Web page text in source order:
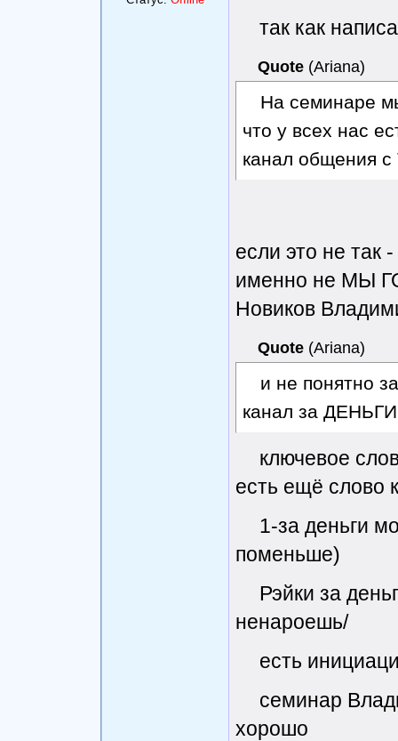
так как
Quote (Ariana)
На семинаре
что у всех нас
канал общения
если это не так
именно не МЫ
Новиков
Quote (Ariana)
и не понятно
канал за ДЕНЬГИ
ключевое
есть ещё слово
1-за деньги
поменьше)
Рэйки за
ненароешь/
есть
семинар
хорошо